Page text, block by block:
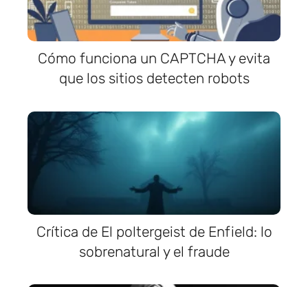
Cómo funciona un CAPTCHA y evita
que los sitios detecten robots
Crítica de El poltergeist de Enfield: lo
sobrenatural y el fraude